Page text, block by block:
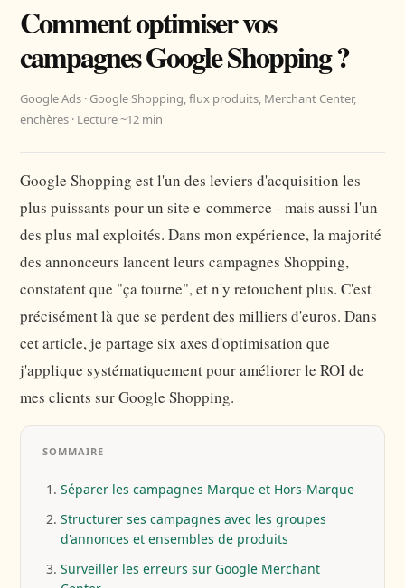
Comment optimiser vos
campagnes Google Shopping ?
Google Ads · Google Shopping, flux produits, Merchant Center,
enchères · Lecture ~12 min
Google Shopping est l'un des leviers d'acquisition les
plus puissants pour un site e-commerce - mais aussi l'un
des plus mal exploités. Dans mon expérience, la majorité
des annonceurs lancent leurs campagnes Shopping,
constatent que "ça tourne", et n'y retouchent plus. C'est
précisément là que se perdent des milliers d'euros. Dans
cet article, je partage six axes d'optimisation que
j'applique systématiquement pour améliorer le ROI de
mes clients sur Google Shopping.
SOMMAIRE
Séparer les campagnes Marque et Hors-Marque
Structurer ses campagnes avec les groupes
d'annonces et ensembles de produits
Surveiller les erreurs sur Google Merchant